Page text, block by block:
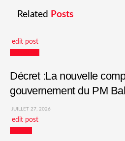
Related Posts
edit post
Décret :La nouvelle
gouvernement du PM
JUILLET 27, 2026
edit post